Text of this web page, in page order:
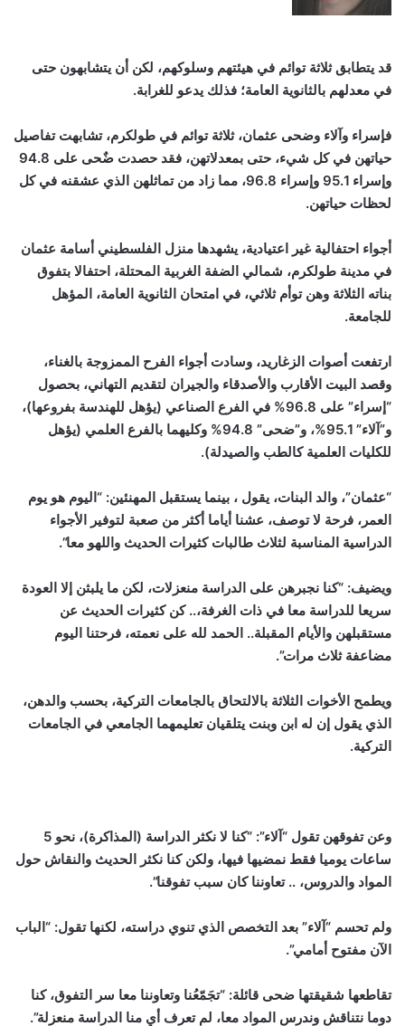
قد يتطابق ثلاثة توائم في هيئتهم وسلوكهم، لكن أن يتشابهون حتى
في معدلهم بالثانوية العامة؛ فذلك يدعو للغرابة.
فإسراء وآلاء وضحى عثمان، ثلاثة توائم في طولكرم، تشابهت تفاصيل
حياتهن في كل شيء، حتى بمعدلاتهن، فقد حصدت ضٌحى على 94.8
وإسراء 95.1 وإسراء 96.8، مما زاد من تماثلهن الذي عشقنه في كل
لحظات حياتهن.
أجواء احتفالية غير اعتيادية، يشهدها منزل الفلسطيني أسامة عثمان
في مدينة طولكرم، شمالي الضفة الغربية المحتلة، احتفالا بتفوق
بناته الثلاثة وهن توأم ثلاثي، في امتحان الثانوية العامة، المؤهل
للجامعة.
ارتفعت أصوات الزغاريد، وسادت أجواء الفرح الممزوجة بالغناء،
وقصد البيت الأقارب والأصدقاء والجيران لتقديم التهاني، بحصول
“إسراء” على 96.8% في الفرع الصناعي (يؤهل للهندسة بفروعها)،
و”آلاء” 95.1%، و”ضحى” 94.8% وكليهما بالفرع العلمي (يؤهل
للكليات العلمية كالطب والصيدلة).
“عثمان”، والد البنات، يقول ، بينما يستقبل المهنئين: “اليوم هو يوم
العمر، فرحة لا توصف، عشنا أياما أكثر من صعبة لتوفير الأجواء
الدراسية المناسبة لثلاث طالبات كثيرات الحديث واللهو معا”.
ويضيف: “كنا نجبرهن على الدراسة منعزلات، لكن ما يلبثن إلا العودة
سريعا للدراسة معا في ذات الغرفة،.. كن كثيرات الحديث عن
مستقبلهن والأيام المقبلة.. الحمد لله على نعمته، فرحتنا اليوم
مضاعفة ثلاث مرات”.
ويطمح الأخوات الثلاثة بالالتحاق بالجامعات التركية، بحسب والدهن،
الذي يقول إن له ابن وبنت يتلقيان تعليمهما الجامعي في الجامعات
التركية.
وعن تفوقهن تقول “آلاء”: “كنا لا نكثر الدراسة (المذاكرة)، نحو 5
ساعات يوميا فقط نمضيها فيها، ولكن كنا نكثر الحديث والنقاش حول
المواد والدروس، .. تعاوننا كان سبب تفوقنا”.
ولم تحسم “آلاء” بعد التخصص الذي تنوي دراسته، لكنها تقول: “الباب
الآن مفتوح أمامي”.
تقاطعها شقيقتها ضحى قائلة: “تجَمّعُنا وتعاوننا معا سر التفوق، كنا
دوما نتناقش وندرس المواد معا، لم تعرف أي منا الدراسة منعزلة”.